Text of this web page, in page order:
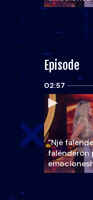
Episode
02:57
"Një
falënderon